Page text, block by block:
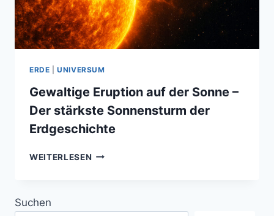
ERDE |UNIVERSUM
Gewaltige Eruption auf der Sonne –
Der stärkste Sonnensturm der
Erdgeschichte
WEITERLESEN GEWALTIGE
Suchen